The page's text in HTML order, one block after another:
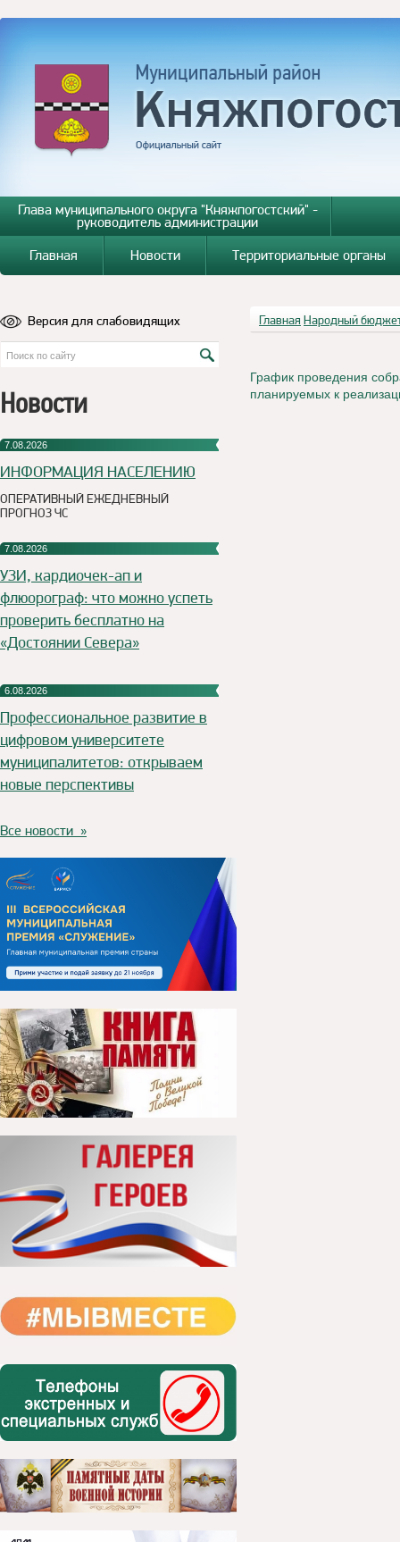
Глава муниципального округа "Княжпогостский" -
руководитель администрации
Главная
Новости Территориальные органы
Версия для слабовидящих
Новости
7.08.2026
ИНФОРМАЦИЯ НАСЕЛЕНИЮ
ОПЕРАТИВНЫЙ ЕЖЕДНЕВНЫЙ
ПРОГНОЗ ЧС
7.08.2026
УЗИ, кардиочек-ап и
флюорограф: что можно успеть
проверить бесплатно на
«Достоянии Севера»
6.08.2026
Профессиональное развитие в
цифровом университете
муниципалитетов: открываем
новые перспективы
Все новости »
Главная Народный
График проведения
планируемых к